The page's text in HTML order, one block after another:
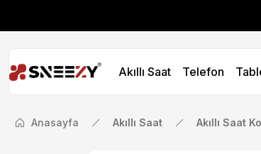
İlk
Akıllı Saat Telefon
Anasayfa Akıllı Saat Akıllı Saat